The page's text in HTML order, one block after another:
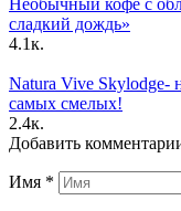
сладкий дождь»
4.1к.
Natura Vive Skylodge-
самых смелых!
2.4к.
Добавить
Имя *